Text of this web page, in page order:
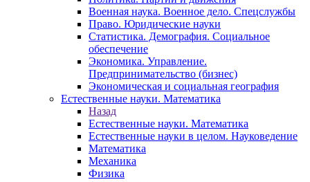
Военная наука. Военное дело. Спецслужбы
Право. Юридические науки
Статистика. Демография. Социальное
обеспечение
Экономика. Управление.
Предпринимательство (бизнес)
Экономическая и социальная география
Естественные науки. Математика
Назад
Естественные науки. Математика
Естественные науки в целом. Науковедение
Математика
Механика
Физика